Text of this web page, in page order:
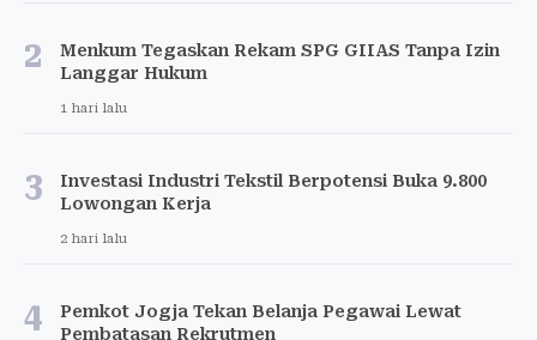
2
Menkum Tegaskan Rekam SPG GIIAS Tanpa Izin
Langgar Hukum
1 hari lalu
3
Investasi Industri Tekstil Berpotensi Buka 9.800
Lowongan Kerja
2 hari lalu
4
Pemkot Jogja Tekan Belanja Pegawai Lewat
Pembatasan Rekrutmen